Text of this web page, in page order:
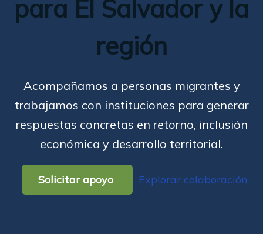
para El Salvador y la
región
Acompañamos a personas migrantes y
trabajamos con instituciones para generar
respuestas concretas en retorno, inclusión
económica y desarrollo territorial.
Solicitar apoyo Explorar colaboración